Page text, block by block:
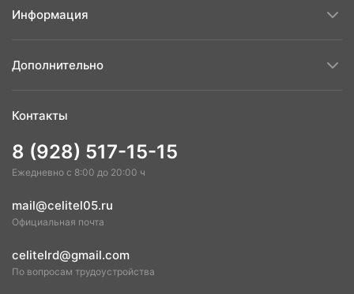
Информация
Дополнительно
Контакты
8 (928) 517-15-15
Ежедневно с 8:00 до 20:00 ч
mail@celitel05.ru
Официальная почта
celitelrd@gmail.com
По вопросам трудоустройства